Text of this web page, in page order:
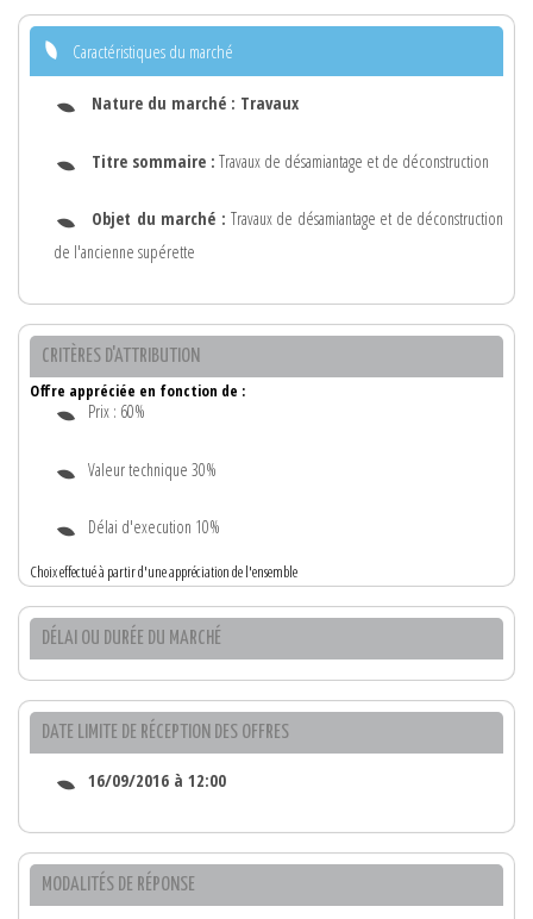
Caractéristiques du marché
Nature du marché : Travaux
Titre sommaire : Travaux de désamiantage et de déconstruction
Objet du marché :Travaux de désamiantage et de déconstruction
de l'ancienne supérette
CRITÈRES D'ATTRIBUTION
Offre appréciée en fonction de :
Prix : 60%
Valeur technique 30%
Délai d'execution 10%
Choix effectué à partir d'une appréciation de l'ensemble
DÉLAI OU DURÉE DU MARCHÉ
DATE LIMITE DE RÉCEPTION DES OFFRES
16/09/2016 à 12:00
MODALITÉS DE RÉPONSE